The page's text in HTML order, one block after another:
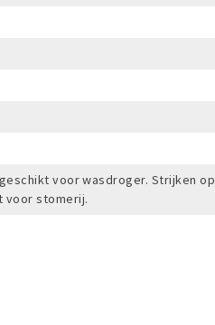
voor wasdroger. Strijken op
voor stomerij.